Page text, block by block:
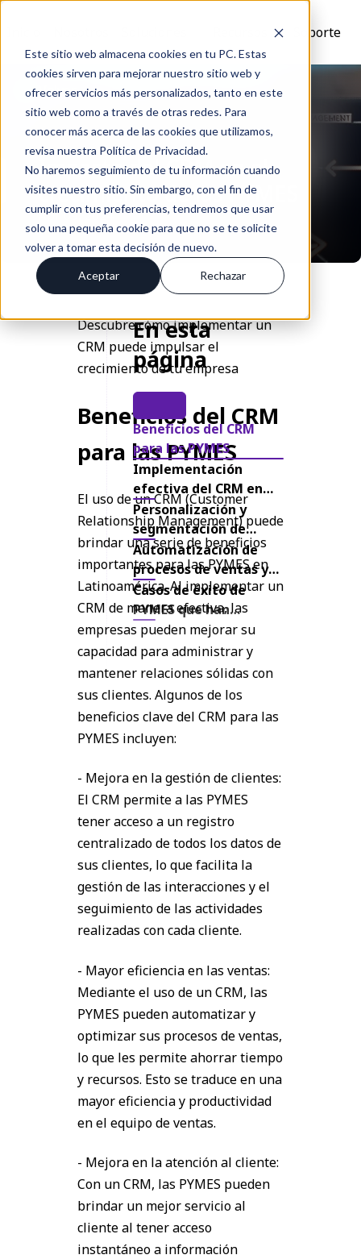
Este sitio web almacena cookies en tu PC. Estas
cookies sirven para mejorar nuestro sitio web y
ofrecer servicios más personalizados, tanto en este
sitio web como a través de otras redes. Para
conocer más acerca de las cookies que utilizamos,
revisa nuestra Política de Privacidad.
No haremos seguimiento de tu información cuando
visites nuestro sitio. Sin embargo, con el fin de
cumplir con tus preferencias, tendremos que usar
solo una pequeña cookie para que no se te solicite
volver a tomar esta decisión de nuevo.
Aceptar Rechazar
Soporte
Volver
Impacto del CRM en el
crecimiento de las PYMES
Abr 09, 2024
Descubre cómo implementar un
CRM puede impulsar el
crecimiento de tu empresa
Beneficios del CRM
para las PYMES
El uso de un CRM (Customer
Relationship Management) puede
brindar una serie de beneficios
importantes para las PYMES en
Latinoamérica. Al implementar un
CRM de manera efectiva, las
empresas pueden mejorar su
capacidad para administrar y
mantener relaciones sólidas con
sus clientes. Algunos de los
beneficios clave del CRM para las
PYMES incluyen:
- Mejora en la gestión de clientes:
El CRM permite a las PYMES
tener acceso a un registro
centralizado de todos los datos de
sus clientes, lo que facilita la
gestión de las interacciones y el
seguimiento de las actividades
realizadas con cada cliente.
- Mayor eficiencia en las ventas:
Mediante el uso de un CRM, las
PYMES pueden automatizar y
optimizar sus procesos de ventas,
lo que les permite ahorrar tiempo
y recursos. Esto se traduce en una
mayor eficiencia y productividad
en el equipo de ventas.
- Mejora en la atención al cliente:
Con un CRM, las PYMES pueden
brindar un mejor servicio al
cliente al tener acceso
instantáneo a información
En esta
página
Beneficios del CRM
para las PYMES
Implementación
efectiva del CRM en
las PYMES
Personalización y
segmentación de
clientes
Automatización de
procesos de ventas y
marketing
Casos de éxito de
PYMES que han
utilizado CRM